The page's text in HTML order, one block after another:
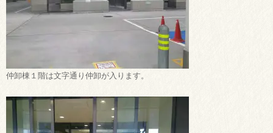
仲卸棟１階は文字通り仲卸が入ります。